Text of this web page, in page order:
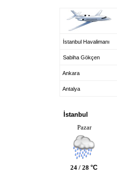
İstanbul Havalimanı
Sabiha Gökçen
Ankara
Antalya
İstanbul
Pazar
24 / 28 °C